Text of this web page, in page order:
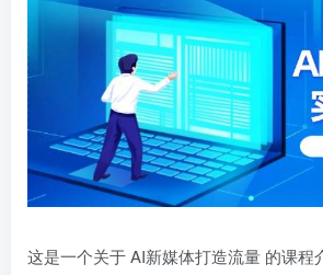
这是一个关于 AI新媒体打造流量 的课程